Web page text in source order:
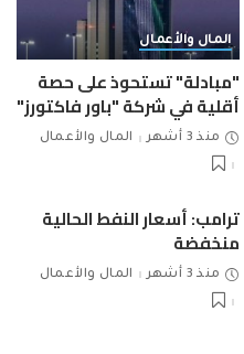
المال والأعمال
"مبادلة" تستحوذ على حصة
أقلية في شركة "باور فاكتورز"
منذ 3 أشهر المال والأعمال
ترامب: أسعار النفط الحالية
منخفضة
منذ 3 أشهر المال والأعمال